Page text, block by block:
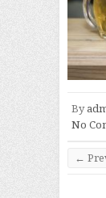
By
No
←